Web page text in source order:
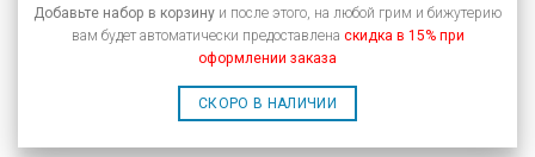
Добавьте набор в корзину и после этого, на любой грим и бижутерию
вам будет автоматически предоставлена скидка в 15% при
оформлении заказа
СКОРО В НАЛИЧИИ